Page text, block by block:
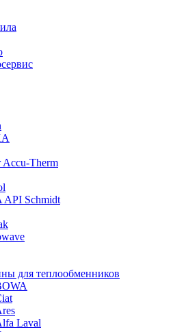
Accu-Therm
API Schmidt
для теплообменников
Laval